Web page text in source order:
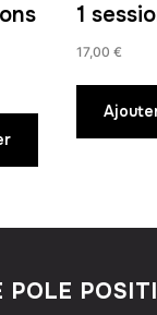
1
17,00 €
POLE